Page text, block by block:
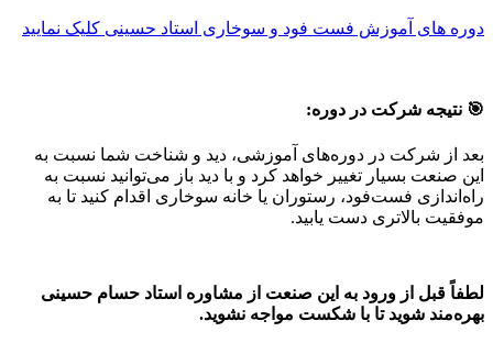
دوره های آموزش فست فود و سوخاری استاد حسینی کلیک نمایید
🎯 نتیجه شرکت در دوره:
بعد از شرکت در دوره‌های آموزشی، دید و شناخت شما نسبت به
این صنعت بسیار تغییر خواهد کرد و با دید باز می‌توانید نسبت به
راه‌اندازی فست‌فود، رستوران یا خانه سوخاری اقدام کنید تا به
موفقیت بالاتری دست یابید.
لطفاً قبل از ورود به این صنعت از مشاوره استاد حسام حسینی
بهره‌مند شوید تا با شکست مواجه نشوید.